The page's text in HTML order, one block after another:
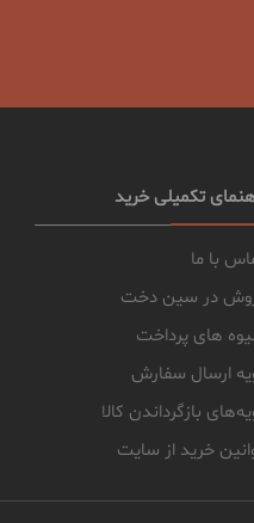
تکمیلی خرید
با ما
در سین دخت
های پرداخت
ارسال سفارش
بازگرداندن کالا
خرید از سایت